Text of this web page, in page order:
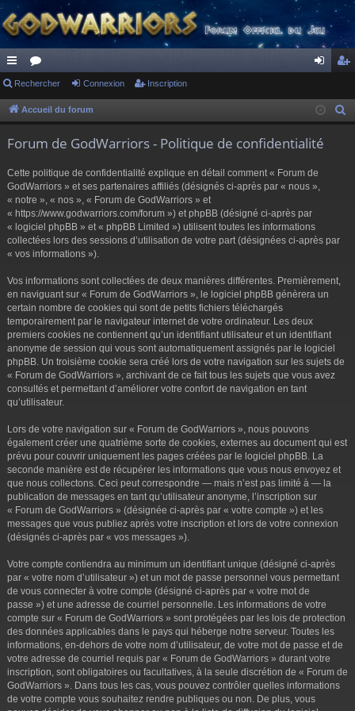
ac
co
s
or
u ne cri
Rechercher Connexion Inscription
Accueil du forum
Forum de GodWarriors - Politique de confidentialité
Cette politique de confidentialité explique en détail comment « Forum de
GodWarriors » et ses partenaires affiliés (désignés ci-après par « nous »,
« notre », « nos », « Forum de GodWarriors » et
« https://www.godwarriors.com/forum ») et phpBB (désigné ci-après par
« logiciel phpBB » et « phpBB Limited ») utilisent toutes les informations
collectées lors des sessions d’utilisation de votre part (désignées ci-après par
« vos informations »).
Vos informations sont collectées de deux manières différentes. Premièrement,
en naviguant sur « Forum de GodWarriors », le logiciel phpBB génèrera un
certain nombre de cookies qui sont de petits fichiers téléchargés
temporairement par le navigateur internet de votre ordinateur. Les deux
premiers cookies ne contiennent qu’un identifiant utilisateur et un identifiant
anonyme de session qui vous sont automatiquement assignés par le logiciel
phpBB. Un troisième cookie sera créé lors de votre navigation sur les sujets de
« Forum de GodWarriors », archivant de ce fait tous les sujets que vous avez
consultés et permettant d’améliorer votre confort de navigation en tant
qu’utilisateur.
Lors de votre navigation sur « Forum de GodWarriors », nous pouvons
également créer une quatrième sorte de cookies, externes au document qui est
prévu pour couvrir uniquement les pages créées par le logiciel phpBB. La
seconde manière est de récupérer les informations que vous nous envoyez et
que nous collectons. Ceci peut correspondre — mais n’est pas limité à — la
publication de messages en tant qu’utilisateur anonyme, l’inscription sur
« Forum de GodWarriors » (désignée ci-après par « votre compte ») et les
messages que vous publiez après votre inscription et lors de votre connexion
(désignés ci-après par « vos messages »).
Votre compte contiendra au minimum un identifiant unique (désigné ci-après
par « votre nom d’utilisateur ») et un mot de passe personnel vous permettant
de vous connecter à votre compte (désigné ci-après par « votre mot de
passe ») et une adresse de courriel personnelle. Les informations de votre
compte sur « Forum de GodWarriors » sont protégées par les lois de protection
des données applicables dans le pays qui héberge notre serveur. Toutes les
informations, en-dehors de votre nom d’utilisateur, de votre mot de passe et de
votre adresse de courriel requis par « Forum de GodWarriors » durant votre
inscription, sont obligatoires ou facultatives, à la seule discrétion de « Forum de
GodWarriors ». Dans tous les cas, vous pouvez contrôler quelles informations
de votre compte vous souhaitez rendre publiques ou non. De plus, vous